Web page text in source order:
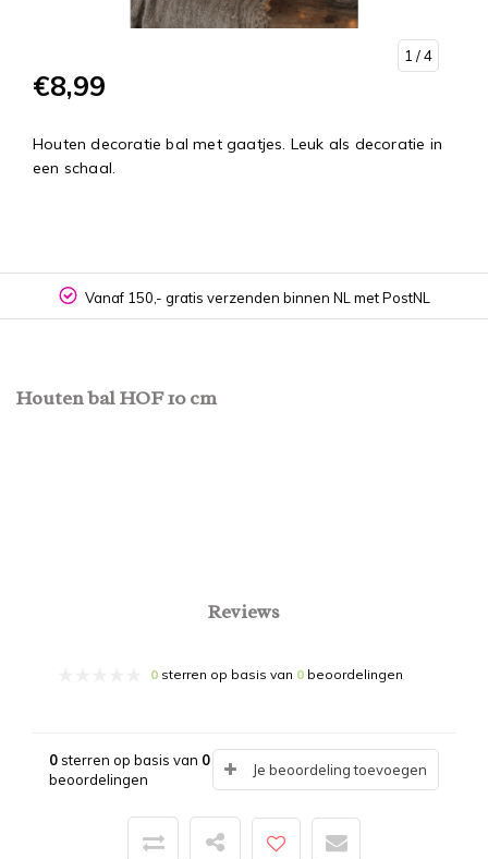
1 / 4
€8,99
Houten decoratie bal met gaatjes. Leuk als decoratie in
een schaal.
Vanaf 150,- gratis verzenden binnen NL met PostNL
Houten bal HOF 10 cm
Reviews
0 sterren op basis van 0 beoordelingen
0sterren op basis van 0
beoordelingen
Je beoordeling toevoegen